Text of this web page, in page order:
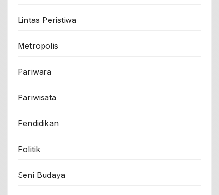
Lintas Peristiwa
Metropolis
Pariwara
Pariwisata
Pendidikan
Politik
Seni Budaya